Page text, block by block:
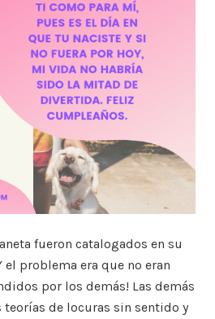
fueron catalogados en su
el problema era que no eran
por los demás! Las demás
de locuras sin sentido y